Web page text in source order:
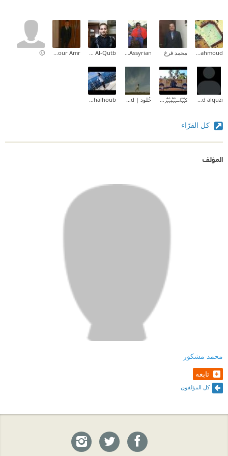
محمد فرخ 🙂
كل القرّاء
المؤلف
محمد مشكور
تابعه
كل المؤلفون